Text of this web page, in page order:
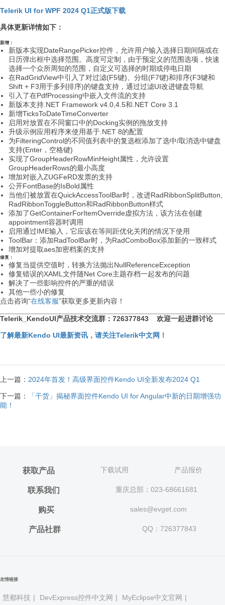
Telerik UI for WPF 2024 Q1正式版下载
具体更新详情如下：
新增：
新版本实现DateRangePicker控件，允许用户输入选择日期间隔或在
日历弹出框中选择范围。高度可定制，由于预定义的范围选项，快速
选择一个众所周知的范围，自定义可选择的时期或停电日期
在RadGridView中引入了对过滤(F5键)、分组(F7键)和排序(F3键和
Shift + F3用于多列排序)的键盘支持，通过过滤UI改进键盘导航
引入了在PdfProcessing中嵌入文件流的支持
新版本支持.NET Framework v4.0,4.5和.NET Core 3.1
新增TicksToDateTimeConverter
启用对放置在不同窗口中的Docking实例的拖放支持
升级示例应用程序来使用基于.NET 8的配置
为FilteringControl的不同值列表中的复选框添加了选中/取消选中键盘
支持(Enter，空格键)
实现了GroupHeaderRowMinHeight属性，允许设置
GroupHeaderRows的最小高度
增加对嵌入ZUGFeRD发票的支持
公开FontBase的IsBold属性
当他们被放置在QuickAccessToolBar时，改进RadRibbonSplitButton,
RadRibbonToggleButton和RadRibbonButton样式
添加了GetContainerForItemOverride虚拟方法，该方法在创建
appointment容器时调用
启用通过IME输入，它应该在等间距优化关闭的情况下使用
ToolBar：添加RadToolBar时，为RadComboBox添加新的一致样式
增加对提取aes加密档案的支持
修复：
修复当提供空值时，转换方法抛出NullReferenceException
修复错误的XAML文件随Net Core主题存档一起发布的问题
解决了一些影响控件的严重的错误
其他一些小的修复
点击咨询“在线客服”获取更多更新内容！
Telerik_KendoUI产品技术交流群：726377843 欢迎一起进群讨论
了解最新Kendo UI最新资讯，请关注Telerik中文网！
上一篇： 2024年首发！高级界面控件Kendo UI全新发布2024 Q1
下一篇：
「干货」揭秘界面控件Kendo UI for Angular中新的日期增强功
能！
获取产品 下载试用 产品报价
联系我们 重庆总部：023-68661681
购买 sales@evget.com
产品社群 QQ：726377843
友情链接
慧都科技 | DevExpress控件中文网 | MyEclipse中文官网 |